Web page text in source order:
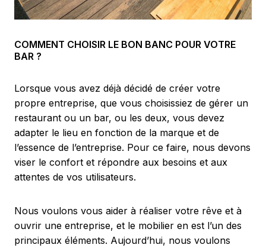
COMMENT CHOISIR LE BON BANC POUR VOTRE
BAR ?
Lorsque vous avez déjà décidé de créer votre
propre entreprise, que vous choisissiez de gérer un
restaurant ou un bar, ou les deux, vous devez
adapter le lieu en fonction de la marque et de
l’essence de l’entreprise. Pour ce faire, nous devons
viser le confort et répondre aux besoins et aux
attentes de vos utilisateurs.
Nous voulons vous aider à réaliser votre rêve et à
ouvrir une entreprise, et le mobilier en est l’un des
principaux éléments. Aujourd’hui, nous voulons